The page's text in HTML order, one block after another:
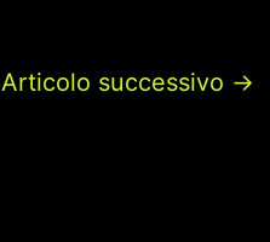
Articolo successivo →